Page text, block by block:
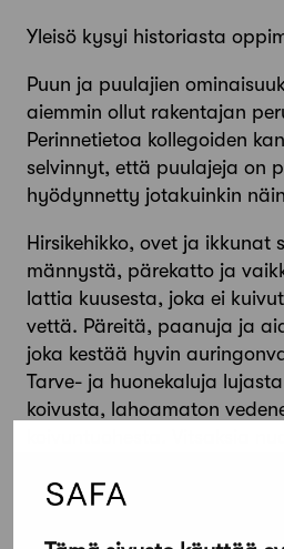
Yleisö kysyi historiasta
Puun ja puulajien
aiemmin ollut rakentajan
Perinnetietoa kollegoiden
selvinnyt, että puulajeja on
hyödynnetty jotakuinkin
Hirsikehikko, ovet ja ikkunat
männystä, pärekatto ja
lattia kuusesta, joka ei
vettä. Päreitä, paanuja ja
joka kestää hyvin
Tarve- ja huonekaluja
koivusta, lahoamaton
ole ollut. On huomattu, että